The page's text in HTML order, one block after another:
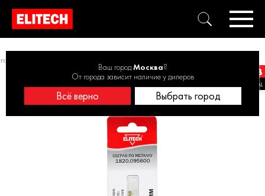
Ваш городМосква?
От города зависит наличие у дилеров
Всё верно Выбрать город
диаметра 1-3 шт.